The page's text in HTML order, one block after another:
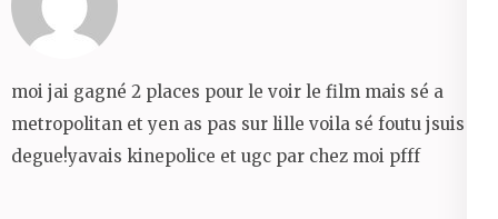
moi jai gagné 2 places pour le voir le film mais sé a
metropolitan et yen as pas sur lille voila sé foutu jsuis
degue!yavais kinepolice et ugc par chez moi pfff